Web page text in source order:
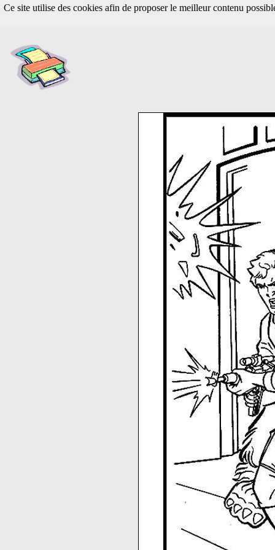
Ce site utilise des cookies afin de proposer le meilleur contenu